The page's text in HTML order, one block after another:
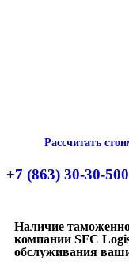
Рассчитать
+7 (863) 30-30-500
Наличие
компании SFC
обслуживания